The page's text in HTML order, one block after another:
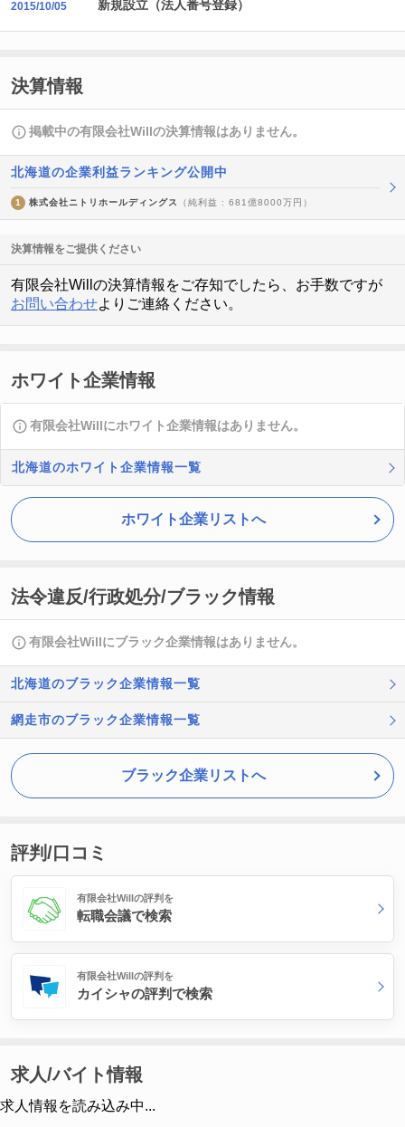
2015/10/05 新規設立（法人番号登録）
決算情報
掲載中の有限会社Willの決算情報はありません。
北海道の企業利益ランキング公開中
1 株式会社ニトリホールディングス （純利益 : 681億8000万円）
決算情報をご提供ください
有限会社Willの決算情報をご存知でしたら、お手数ですが
お問い合わせよりご連絡ください。
ホワイト企業情報
有限会社Willにホワイト企業情報はありません。
北海道のホワイト企業情報一覧
ホワイト企業リストへ
法令違反/行政処分/ブラック情報
有限会社Willにブラック企業情報はありません。
北海道のブラック企業情報一覧
網走市のブラック企業情報一覧
ブラック企業リストへ
評判/口コミ
有限会社Willの評判を
転職会議で検索
有限会社Willの評判を
カイシャの評判で検索
求人/バイト情報
求人情報を読み込み中...